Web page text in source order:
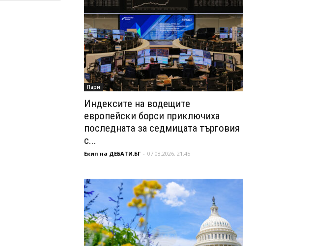
Пари
Индексите на водещите
европейски борси приключиха
последната за седмицата търговия
с...
Екип на ДЕБАТИ.БГ - 07.08.2026, 21:45